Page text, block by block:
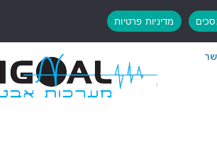
מדיניות פרטיות